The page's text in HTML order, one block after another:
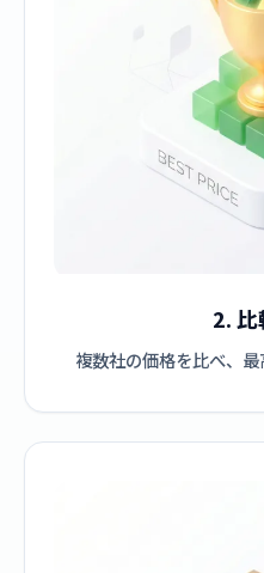
2. 比
複数社の価格を比べ、最